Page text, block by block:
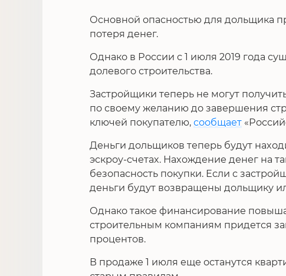
Основной опасностью для дольщика
потеря денег.
Однако в России с 1 июля 2019 года
долевого строительства.
Застройщики теперь не могут
по своему желанию до завершения
ключей покупателю, сообщает
Деньги дольщиков теперь будут
эскроу-счетах. Нахождение денег на
безопасность покупки. Если с
деньги будут возвращены дольщику
Однако такое финансирование
строительным компаниям придется
процентов.
В продаже 1 июля еще останутся